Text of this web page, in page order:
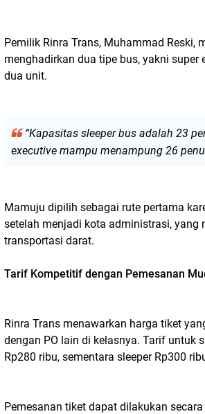
Pemilik Rinra Trans, Muhammad Reski,
menghadirkan dua tipe bus, yakni super
dua unit.
“Kapasitas sleeper bus adalah 23
executive mampu menampung 26
Mamuju dipilih sebagai rute pertama
setelah menjadi kota administrasi, yang
transportasi darat.
Tarif Kompetitif dengan Pemesanan
Rinra Trans menawarkan harga tiket
dengan PO lain di kelasnya. Tarif untuk
Rp280 ribu, sementara sleeper Rp300
Pemesanan tiket dapat dilakukan